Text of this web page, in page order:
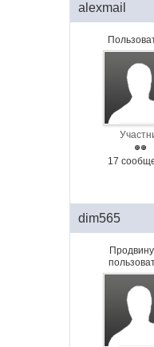
alexmail
17
dim565